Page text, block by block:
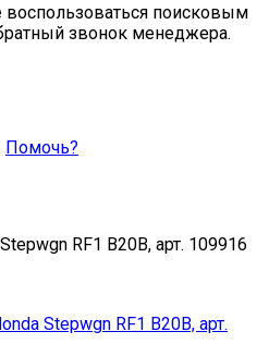
поисковым
звонок менеджера.
Помочь?
RF1 B20B, арт. 109916
Stepwgn RF1 B20B, арт.